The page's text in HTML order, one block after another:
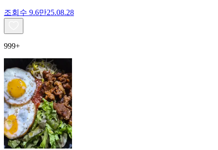
조회수 9.6만25.08.28
999+